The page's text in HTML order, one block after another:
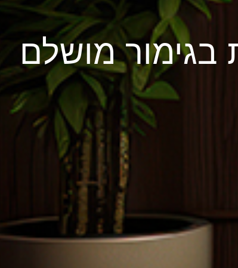
בגימור מושלם